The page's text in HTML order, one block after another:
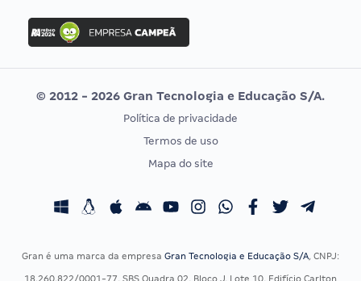
Concurso Ibama
Concurso MPU
Editais publicados
Vunesp
CONCURSOS POR PROFISSÃO
Concursos Fiscais
EXAME DE ORDEM
Calendário OAB
© 2012 - 2026 Gran Tecnologia e Educação S/A.
Política de privacidade
Termos de uso
Mapa do site
Gran é uma marca da empresa Gran Tecnologia e Educação S/A, CNPJ:
18.260.822/0001-77, SBS Quadra 02, Bloco J, Lote 10, Edifício Carlton